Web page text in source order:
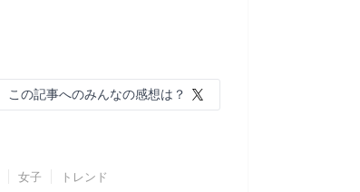
この記事へのみんなの感想は？
女子 トレンド